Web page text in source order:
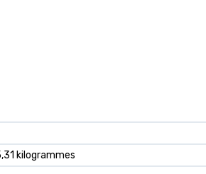
kilogrammes